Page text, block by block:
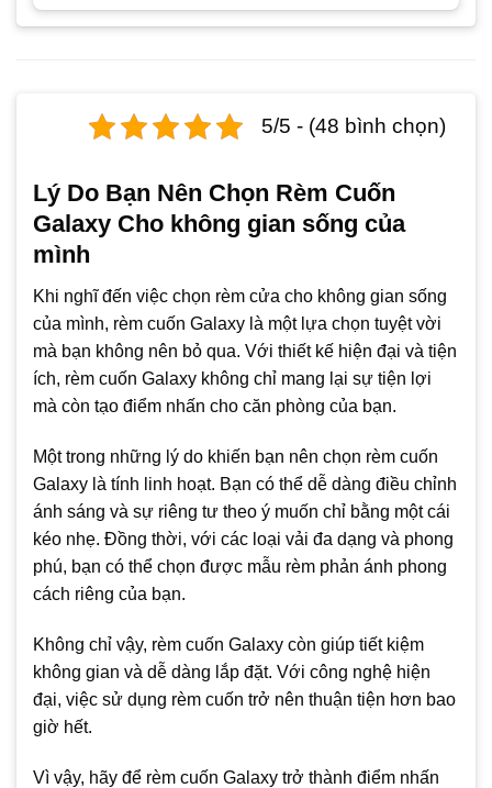
5/5 - (48 bình chọn)
Lý Do Bạn Nên Chọn Rèm Cuốn
Galaxy Cho không gian sống của
mình
Khi nghĩ đến việc chọn rèm cửa cho không gian sống
của mình, rèm cuốn Galaxy là một lựa chọn tuyệt vời
mà bạn không nên bỏ qua. Với thiết kế hiện đại và tiện
ích, rèm cuốn Galaxy không chỉ mang lại sự tiện lợi
mà còn tạo điểm nhấn cho căn phòng của bạn.
Một trong những lý do khiến bạn nên chọn rèm cuốn
Galaxy là tính linh hoạt. Bạn có thể dễ dàng điều chỉnh
ánh sáng và sự riêng tư theo ý muốn chỉ bằng một cái
kéo nhẹ. Đồng thời, với các loại vải đa dạng và phong
phú, bạn có thể chọn được mẫu rèm phản ánh phong
cách riêng của bạn.
Không chỉ vậy, rèm cuốn Galaxy còn giúp tiết kiệm
không gian và dễ dàng lắp đặt. Với công nghệ hiện
đại, việc sử dụng rèm cuốn trở nên thuận tiện hơn bao
giờ hết.
Vì vậy, hãy để rèm cuốn Galaxy trở thành điểm nhấn